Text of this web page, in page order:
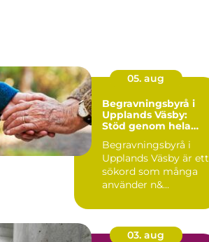
05. aug
Begravningsbyrå i
Upplands Väsby:
Stöd genom hela
Begravningsbyrå i
Upplands Väsby är ett
sökord som många
använder n&...
03. aug